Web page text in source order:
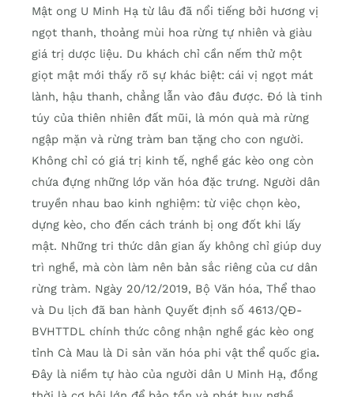
Mật ong U Minh Hạ từ lâu đã nổi tiếng bởi hương vị
ngọt thanh, thoảng mùi hoa rừng tự nhiên và giàu
giá trị dược liệu. Du khách chỉ cần nếm thử một
giọt mật mới thấy rõ sự khác biệt: cái vị ngọt mát
lành, hậu thanh, chẳng lẫn vào đâu được. Đó là tinh
túy của thiên nhiên đất mũi, là món quà mà rừng
ngập mặn và rừng tràm ban tặng cho con người.
Không chỉ có giá trị kinh tế, nghề gác kèo ong còn
chứa đựng những lớp văn hóa đặc trưng. Người dân
truyền nhau bao kinh nghiệm: từ việc chọn kèo,
dựng kèo, cho đến cách tránh bị ong đốt khi lấy
mật. Những tri thức dân gian ấy không chỉ giúp duy
trì nghề, mà còn làm nên bản sắc riêng của cư dân
rừng tràm. Ngày 20/12/2019, Bộ Văn hóa, Thể thao
và Du lịch đã ban hành Quyết định số 4613/QĐ-
BVHTTDL chính thức công nhận nghề gác kèo ong
tỉnh Cà Mau là Di sản văn hóa phi vật thể quốc gia.
Đây là niềm tự hào của người dân U Minh Hạ, đồng